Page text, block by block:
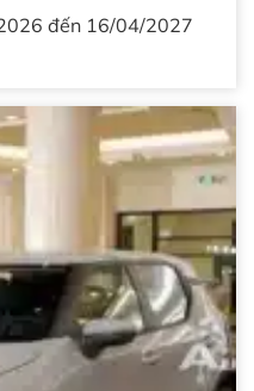
đến 16/04/2027